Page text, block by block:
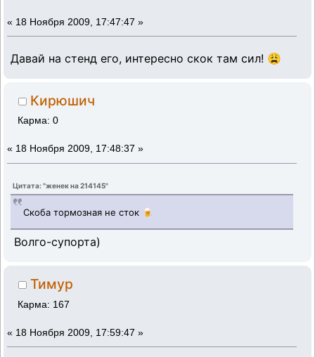
« 18 Ноября 2009, 17:47:47 »
Давай на стенд его, интересно скок там сил! 😩
Кирюшич
Карма: 0
« 18 Ноября 2009, 17:48:37 »
Цитата: "женек на 214145"
Скоба тормозная не сток 🍺
Волго-супорта)
Тимур
Карма: 167
« 18 Ноября 2009, 17:59:47 »